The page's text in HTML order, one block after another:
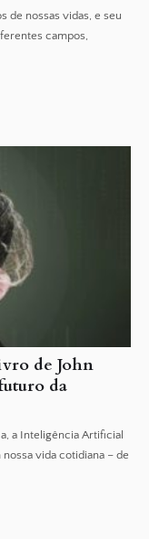
de nossas vidas, e seu
campos,
de John
da
a Inteligência Artificial
vida cotidiana – de